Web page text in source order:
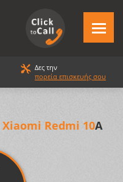
Δες την
πορεία επισκευής σου
Xiaomi Redmi 10A